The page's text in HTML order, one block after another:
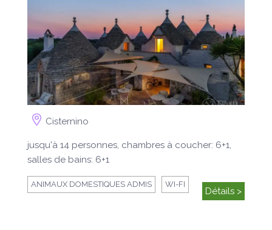
Cisternino
jusqu'à 14 personnes, chambres à coucher: 6+1,
salles de bains: 6+1
ANIMAUX DOMESTIQUES ADMIS WI-FI
Détails >